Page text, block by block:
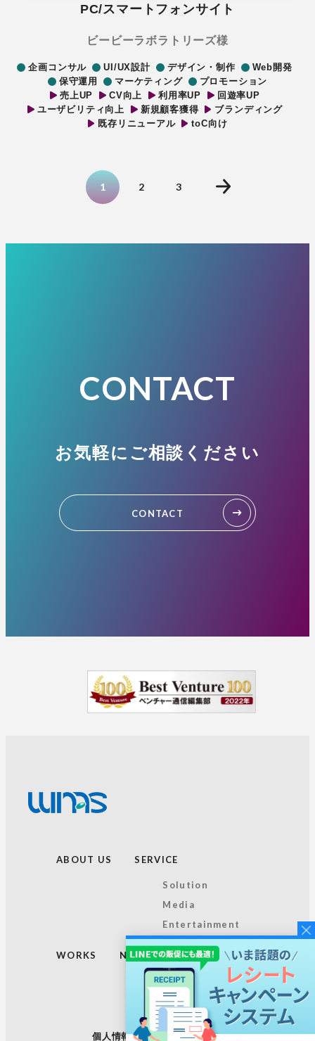
PC/スマートフォンサイト
ビービーラボラトリーズ様
企画コンサル UI/UX設計 デザイン・制作
Web開発
保守運用
マーケティング
プロモーション
売上UP
CV向上 利用率UP
回遊率UP
ユーザビリティ向上
新規顧客獲得
ブランディング
既存リニューアル
toC向け
1 2 3
CONTACT
お気軽にご相談ください
CONTACT
ABOUT US SERVICE
Solution
Media
Entertainment
WORKS NEWS TOPICS RECRUIT
個人情報保護方針 サイトマップ